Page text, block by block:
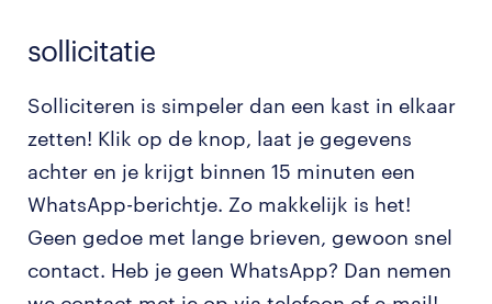
sollicitatie
Solliciteren is simpeler dan een kast in elkaar
zetten! Klik op de knop, laat je gegevens
achter en je krijgt binnen 15 minuten een
WhatsApp-berichtje. Zo makkelijk is het!
Geen gedoe met lange brieven, gewoon snel
contact. Heb je geen WhatsApp? Dan nemen